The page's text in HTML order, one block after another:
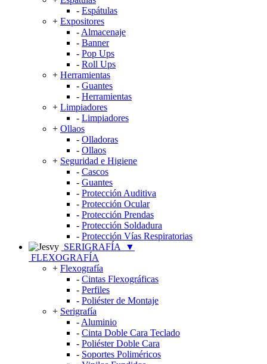
- Espátulas
+ Expositores
- Almacenaje
- Banner
- Pop Ups
- Roll Ups
+ Herramientas
- Guantes
- Herramientas
+ Limpiadores
- Limpiadores
+ Ollaos
- Olladoras
- Ollaos
+ Seguridad e Higiene
- Cascos
- Guantes
- Protección Auditiva
- Protección Ocular
- Protección Prendas
- Protección Soldadura
- Protección Vías Respiratorias
SERIGRAFÍA
▼
FLEXOGRAFÍA
+ Flexografía
- Cintas Flexográficas
- Perfiles
- Poliéster de Montaje
+ Serigrafía
- Aluminio
- Cinta Doble Cara Teclado
- Poliéster Doble Cara
- Soportes Poliméricos